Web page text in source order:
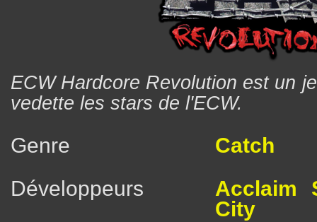
ECW Hardcore Revolution est un
vedette les stars de l'ECW.
Genre
Catch
Développeurs
Acclaim
City